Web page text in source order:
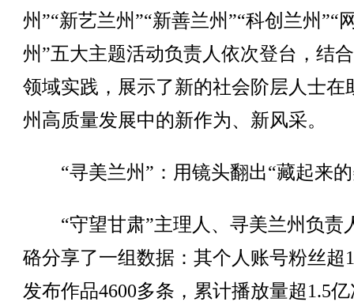
州”“新艺兰州”“新善兰州”“科创兰州”“
州”五大主题活动负责人依次登台，结
领域实践，展示了新的社会阶层人士在
州高质量发展中的新作为、新风采。
“寻美兰州”：用镜头翻出“藏起来的
“守望甘肃”主理人、寻美兰州负责
硌分享了一组数据：其个人账号粉丝超
发布作品4600多条，累计播放量超1.5